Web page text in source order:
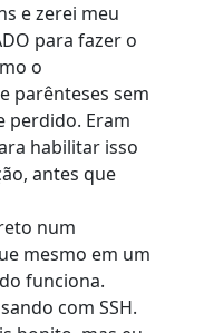
e zerei meu
para fazer o
o
parênteses sem
perdido. Eram
habilitar isso
antes que
num
mesmo em um
funciona.
com SSH.